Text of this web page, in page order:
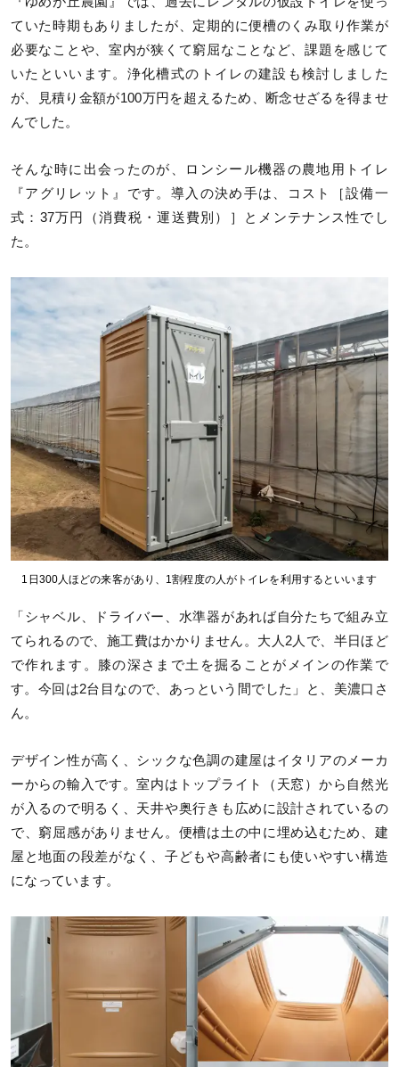
ていた時期もありましたが、定期的に便槽のくみ取り作業が
必要なことや、室内が狭くて窮屈なことなど、課題を感じて
いたといいます。浄化槽式のトイレの建設も検討しました
が、見積り金額が100万円を超えるため、断念せざるを得ませ
んでした。
そんな時に出会ったのが、ロンシール機器の農地用トイレ
『アグリレット』です。導入の決め手は、コスト［設備一
式：37万円（消費税・運送費別）］とメンテナンス性でし
た。
1日300人ほどの来客があり、1割程度の人がトイレを利用するといいます
「シャベル、ドライバー、水準器があれば自分たちで組み立
てられるので、施工費はかかりません。大人2人で、半日ほど
で作れます。膝の深さまで土を掘ることがメインの作業で
す。今回は2台目なので、あっという間でした」と、美濃口さ
ん。
デザイン性が高く、シックな色調の建屋はイタリアのメーカ
ーからの輸入です。室内はトップライト（天窓）から自然光
が入るので明るく、天井や奥行きも広めに設計されているの
で、窮屈感がありません。便槽は土の中に埋め込むため、建
屋と地面の段差がなく、子どもや高齢者にも使いやすい構造
になっています。